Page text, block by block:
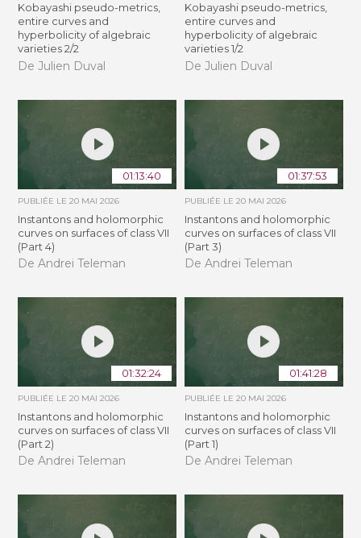
Kobayashi pseudo-metrics,
entire curves and
hyperbolicity of algebraic
varieties 2/2
De Julien Duval
Kobayashi pseudo-metrics,
entire curves and
hyperbolicity of algebraic
varieties 1/2
De Julien Duval
01:13:40
PUBLIÉE LE20 MAI 2026
Instantons and holomorphic
curves on surfaces of class VII
(Part 4)
De Andrei Teleman
01:37:53
PUBLIÉE LE 20 MAI 2026
Instantons and holomorphic
curves on surfaces of class VII
(Part 3)
De Andrei Teleman
01:32:24
PUBLIÉE LE20 MAI 2026
Instantons and holomorphic
curves on surfaces of class VII
(Part 2)
De Andrei Teleman
01:41:28
PUBLIÉE LE 20 MAI 2026
Instantons and holomorphic
curves on surfaces of class VII
(Part 1)
De Andrei Teleman